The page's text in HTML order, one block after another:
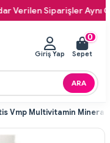
Siparişler Aynı Gün
ARA
Giriş Yap
0
Sepet